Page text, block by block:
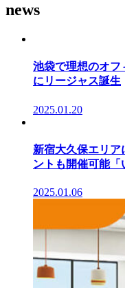
news
池袋で理想のオフ
にリージャス誕生
2025.01.20
新宿大久保エリ
ントも開催可能「
2025.01.06